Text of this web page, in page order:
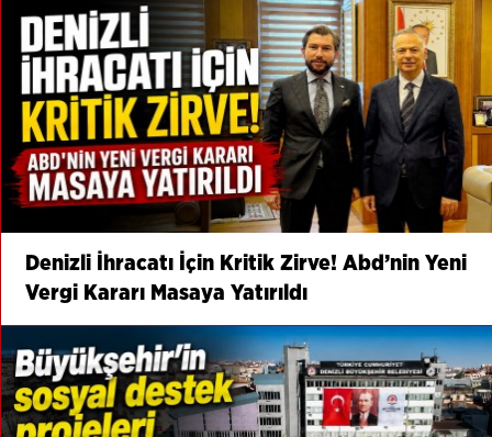
Denizli İhracatı İçin Kritik Zirve! Abd’nin Yeni
Vergi Kararı Masaya Yatırıldı